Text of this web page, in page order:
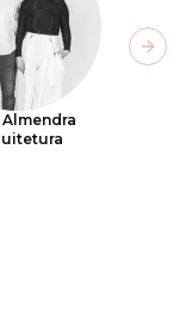
Almendra